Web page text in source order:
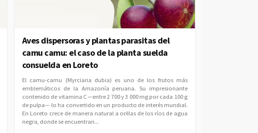
Aves dispersoras y plantas parasitas del
camu camu: el caso de la planta suelda
consuelda en Loreto
El camu-camu (Myrciaria dubia) es uno de los frutos más
emblemáticos de la Amazonía peruana. Su impresionante
contenido de vitamina C —entre 2 700 y 3 000 mg por cada 100 g
de pulpa— lo ha convertido en un producto de interés mundial.
En Loreto crece de manera natural a orillas de los ríos de agua
negra, donde se encuentran...